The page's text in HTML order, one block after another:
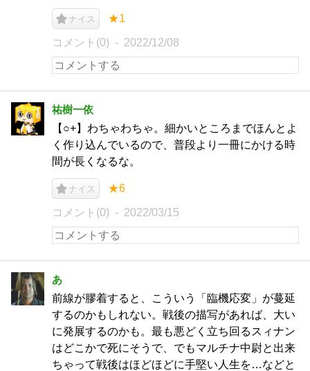
ナイス ★1
コメント(0) 2022/12/08
祐樹一依
【○+】わちゃわちゃ。細かいところまでほんとよ
く作り込んでいるので、普段より一冊にかける時
間が長くなるな。
ナイス ★6
コメント(0) 2022/03/15
あ
前線が膠着すると、こういう「臨機応変」が蔓延
するのかもしれない。戦後の描写があれば、大い
に発展するのかも。最も悪どく立ち回るスィナン
はどこかで死にそうで、でもマルチナ中尉と出来
ちゃって戦後はほどほどに手堅い人生を…などと